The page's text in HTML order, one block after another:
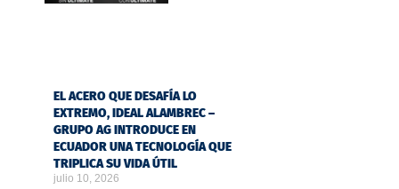
EL ACERO QUE DESAFÍA LO
EXTREMO, IDEAL ALAMBREC –
GRUPO AG INTRODUCE EN
ECUADOR UNA TECNOLOGÍA QUE
TRIPLICA SU VIDA ÚTIL
julio 10, 2026